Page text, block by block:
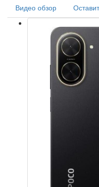
Видео обзор